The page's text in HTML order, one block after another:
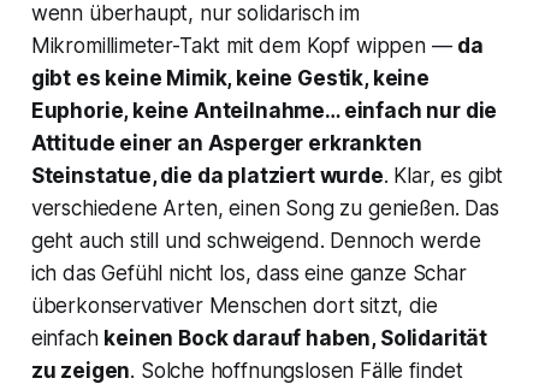
wenn überhaupt, nur solidarisch im
Mikromillimeter-Takt mit dem Kopf wippen — da
gibt es keine Mimik, keine Gestik, keine
Euphorie, keine Anteilnahme… einfach nur die
Attitude einer an Asperger erkrankten
Steinstatue, die da platziert wurde. Klar, es gibt
verschiedene Arten, einen Song zu genießen. Das
geht auch still und schweigend. Dennoch werde
ich das Gefühl nicht los, dass eine ganze Schar
überkonservativer Menschen dort sitzt, die
einfach keinen Bock darauf haben, Solidarität
zu zeigen. Solche hoffnungslosen Fälle findet